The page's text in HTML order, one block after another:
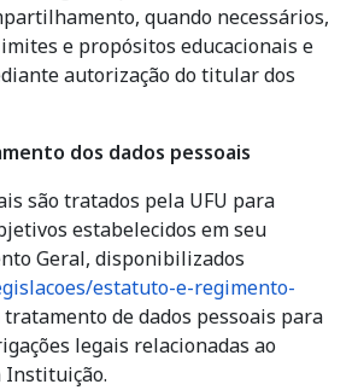
quando necessários,
e propósitos educacionais e
autorização do titular dos
dos dados pessoais
são tratados pela UFU para
estabelecidos em seu
Geral, disponibilizados
estatuto-e-regimento-
tratamento de dados pessoais para
legais relacionadas ao
Instituição.